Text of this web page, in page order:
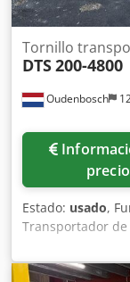
Oudenbosch
Tornillo
DTS200-4800
Información de
precio
Estado: usado,
Transportador
200 mm
Aco Amlok